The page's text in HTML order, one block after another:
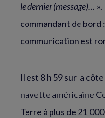
le dernier (message)…
commandant de bord
communication est
Il est 8 h 59 sur la
navette américaine
Terre à plus de 21